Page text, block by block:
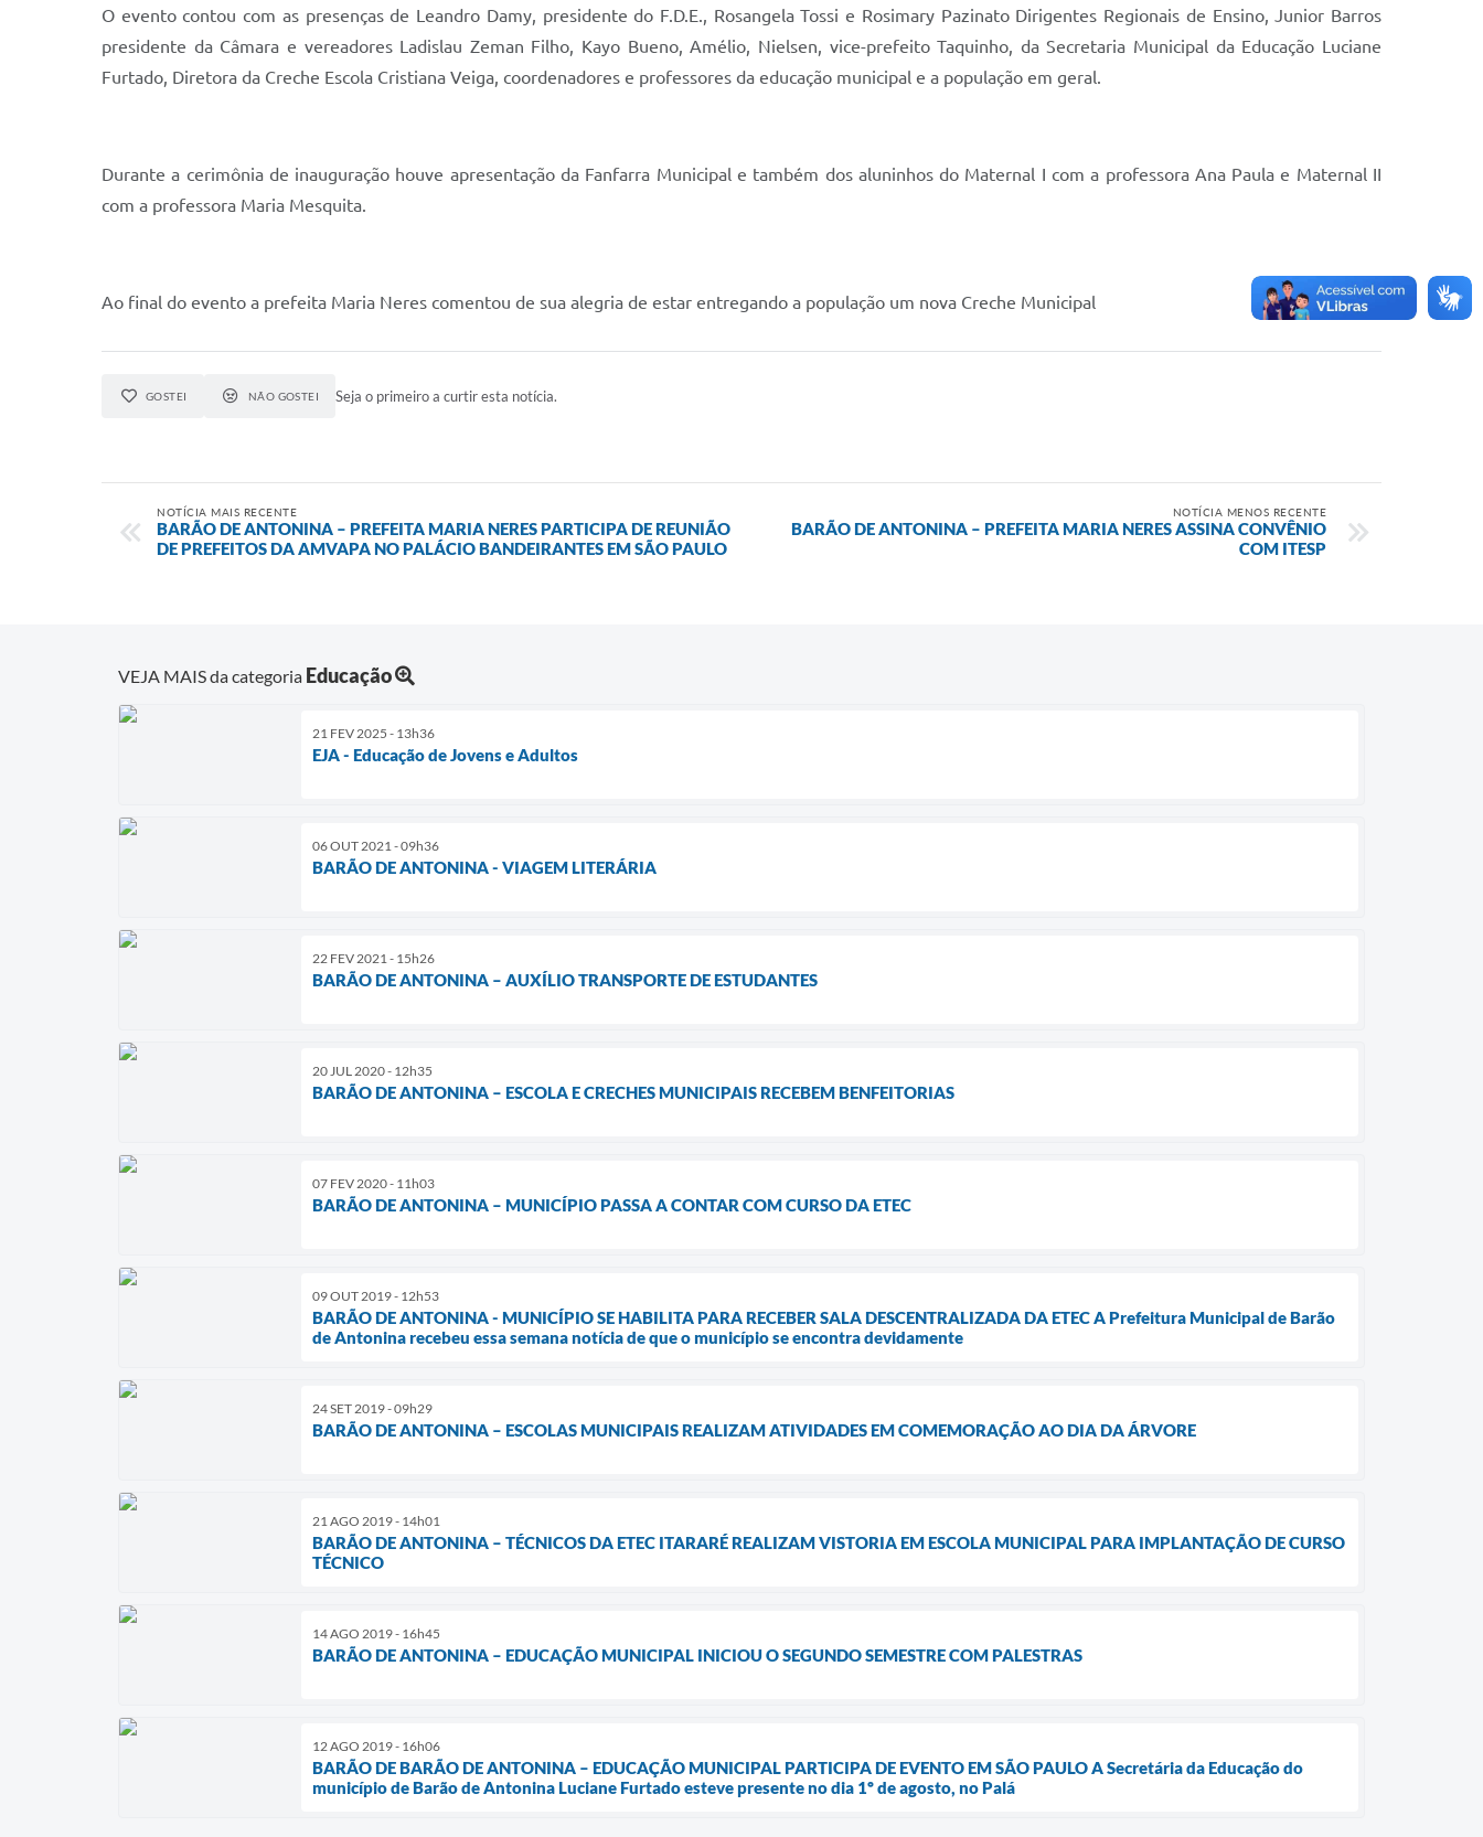
O evento contou com as presenças de Leandro Damy, presidente do F.D.E., Rosangela Tossi e Rosimary Pazinato Dirigentes Regionais de Ensino, Junior Barros
presidente da Câmara e vereadores Ladislau Zeman Filho, Kayo Bueno, Amélio, Nielsen, vice-prefeito Taquinho, da Secretaria Municipal da Educação Luciane
Furtado, Diretora da Creche Escola Cristiana Veiga, coordenadores e professores da educação municipal e a população em geral.
Durante a cerimônia de inauguração houve apresentação da Fanfarra Municipal e também dos aluninhos do Maternal I com a professora Ana Paula e Maternal II
com a professora Maria Mesquita.
Ao final do evento a prefeita Maria Neres comentou de sua alegria de estar entregando a população um nova Creche Municipal
GOSTEI NÃO GOSTEI Seja o primeiro a curtir esta notícia.
NOTÍCIA MAIS RECENTE
BARÃO DE ANTONINA – PREFEITA MARIA NERES PARTICIPA DE REUNIÃO
DE PREFEITOS DA AMVAPA NO PALÁCIO BANDEIRANTES EM SÃO PAULO
NOTÍCIA MENOS RECENTE
BARÃO DE ANTONINA – PREFEITA MARIA NERES ASSINA CONVÊNIO
COM ITESP
VEJA MAIS da categoria Educação
21 FEV 2025 - 13h36
EJA - Educação de Jovens e Adultos
06 OUT 2021 - 09h36
BARÃO DE ANTONINA - VIAGEM LITERÁRIA
22 FEV 2021 - 15h26
BARÃO DE ANTONINA – AUXÍLIO TRANSPORTE DE ESTUDANTES
20 JUL 2020 - 12h35
BARÃO DE ANTONINA – ESCOLA E CRECHES MUNICIPAIS RECEBEM BENFEITORIAS
07 FEV 2020 - 11h03
BARÃO DE ANTONINA – MUNICÍPIO PASSA A CONTAR COM CURSO DA ETEC
09 OUT 2019 - 12h53
BARÃO DE ANTONINA - MUNICÍPIO SE HABILITA PARA RECEBER SALA DESCENTRALIZADA DA ETEC A Prefeitura Municipal de Barão
de Antonina recebeu essa semana notícia de que o município se encontra devidamente
24 SET 2019 - 09h29
BARÃO DE ANTONINA – ESCOLAS MUNICIPAIS REALIZAM ATIVIDADES EM COMEMORAÇÃO AO DIA DA ÁRVORE
21 AGO 2019 - 14h01
BARÃO DE ANTONINA – TÉCNICOS DA ETEC ITARARÉ REALIZAM VISTORIA EM ESCOLA MUNICIPAL PARA IMPLANTAÇÃO DE CURSO
TÉCNICO
14 AGO 2019 - 16h45
BARÃO DE ANTONINA – EDUCAÇÃO MUNICIPAL INICIOU O SEGUNDO SEMESTRE COM PALESTRAS
12 AGO 2019 - 16h06
BARÃO DE BARÃO DE ANTONINA – EDUCAÇÃO MUNICIPAL PARTICIPA DE EVENTO EM SÃO PAULO A Secretária da Educação do
município de Barão de Antonina Luciane Furtado esteve presente no dia 1º de agosto, no Palá